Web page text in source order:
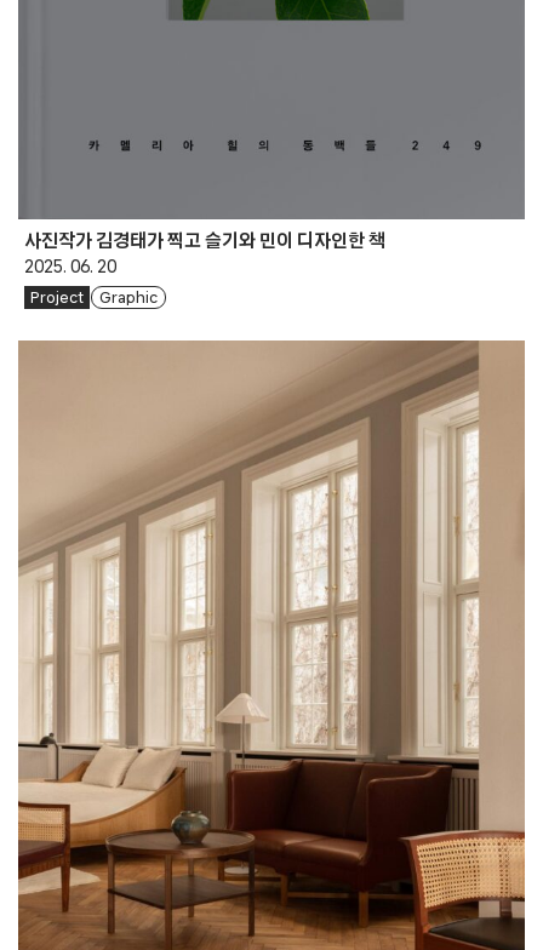
사진작가 김경태가 찍고 슬기와 민이 디자인한 책
2025. 06. 20
Project Graphic